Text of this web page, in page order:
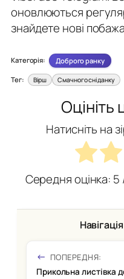
оновлюються
знайдете нові
Категорія: Доброго ранку
Тег: Вірш Смачного сніданку
Оцініть
Натисніть на
Середня оцінка: 5
ПОПЕРЕДНЯ:
Прикольна листівка